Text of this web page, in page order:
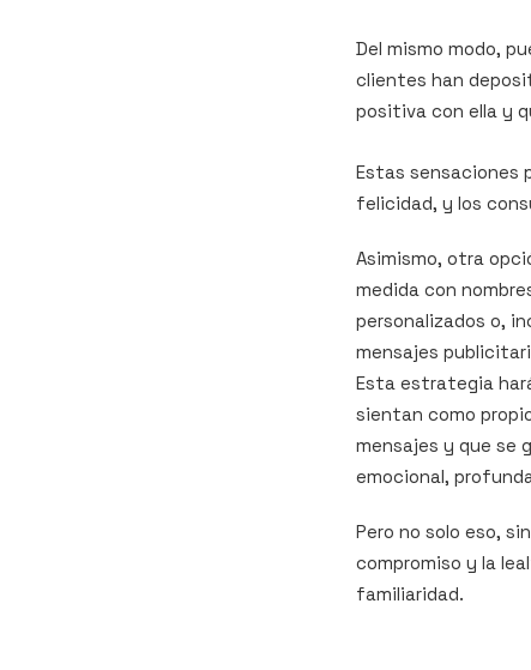
Del mismo modo,
clientes han
positiva con ella y
Estas sensaciones
felicidad, y los
Asimismo, otra
medida con
personalizados o,
mensajes
Esta estrategia
sientan como
mensajes y que se
emocional,
Pero no solo eso,
compromiso y la
familiaridad.